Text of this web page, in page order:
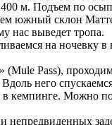
м. Подъем по
южный склон
нас выведет тропа.
на ночевку в
(Mule Pass),
него
кемпинге. Можно
непредвиденных